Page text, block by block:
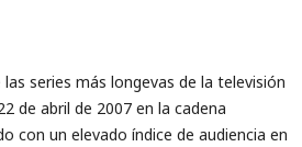
las series más longevas de la televisión
de abril de 2007 en la cadena
con un elevado índice de audiencia en